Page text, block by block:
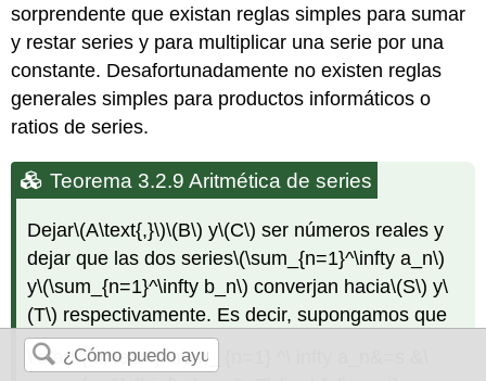
sorprendente que existan reglas simples para sumar
y restar series y para multiplicar una serie por una
constante. Desafortunadamente no existen reglas
generales simples para productos informáticos o
ratios de series.
Teorema 3.2.9 Aritmética de series
Dejar\(A\text{,}\)\(B\) y\(C\) ser números reales y
dejar que las dos series\(\sum_{n=1}^\infty a_n\)
y\(\sum_{n=1}^\infty b_n\) converjan hacia\(S\) y\
(T\) respectivamente. Es decir, supongamos que
\ start {alinear*}\ sum_ {n=1} ^\ infty a_n&=s &\